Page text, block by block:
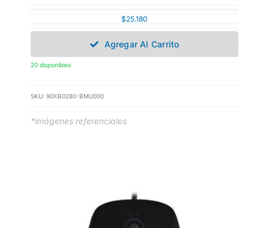
$25.180
Agregar Al Carrito
20 disponibles
SKU: 90XB0280-BMU000
*imágenes referenciales